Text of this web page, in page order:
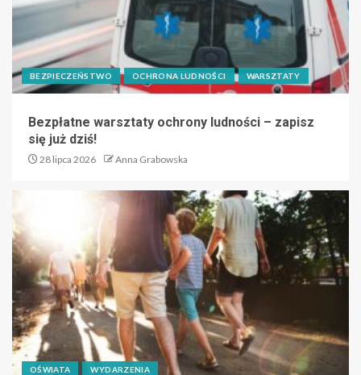
BEZPIECZEŃSTWO OCHRONA LUDNOŚCI WARSZTATY
Bezpłatne warsztaty ochrony ludności – zapisz
się już dziś!
28 lipca 2026 Anna Grabowska
OŚWIATA WYDARZENIA